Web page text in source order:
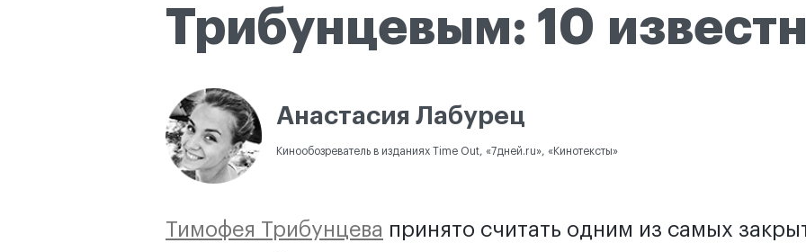
Трибунцевым: 10
Анастасия Лабурец
Кинообозреватель в изданиях Time Out, «7дней.ru», «Кинотексты»
Тимофея Трибунцева принято считать одним из самых